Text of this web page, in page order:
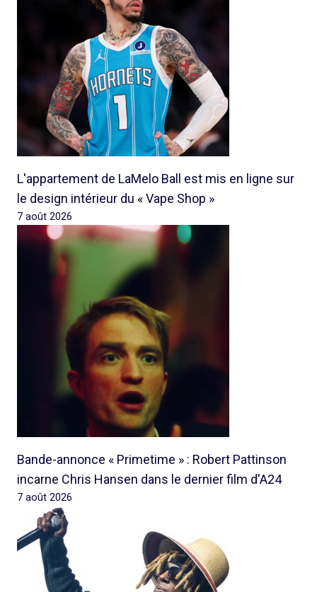
L'appartement de LaMelo Ball est mis en ligne sur
le design intérieur du « Vape Shop »
7 août 2026
Bande-annonce « Primetime » : Robert Pattinson
incarne Chris Hansen dans le dernier film d'A24
7 août 2026